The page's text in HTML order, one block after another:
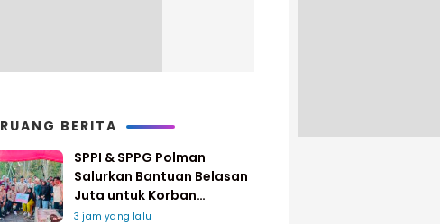
RUANG BERITA
SPPI & SPPG Polman
Salurkan Bantuan Belasan
Juta untuk Korban
Kebakaran di Limboro
3 jam yang lalu